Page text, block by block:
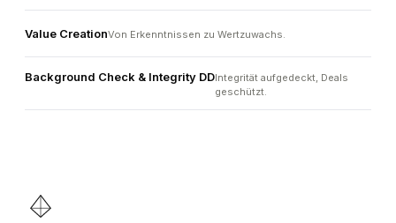
Value CreationVon Erkenntnissen zu Wertzuwachs.
Background Check & Integrity DDIntegrität aufgedeckt, Deals
geschützt.